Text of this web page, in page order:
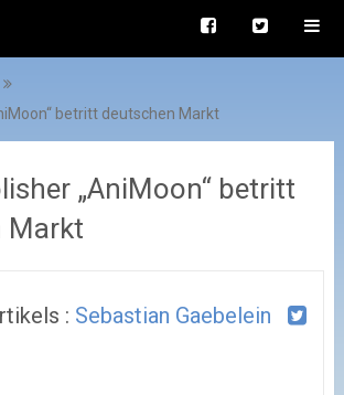
betritt deutschen Markt
„AniMoon“ betritt
Markt
: Sebastian Gaebelein